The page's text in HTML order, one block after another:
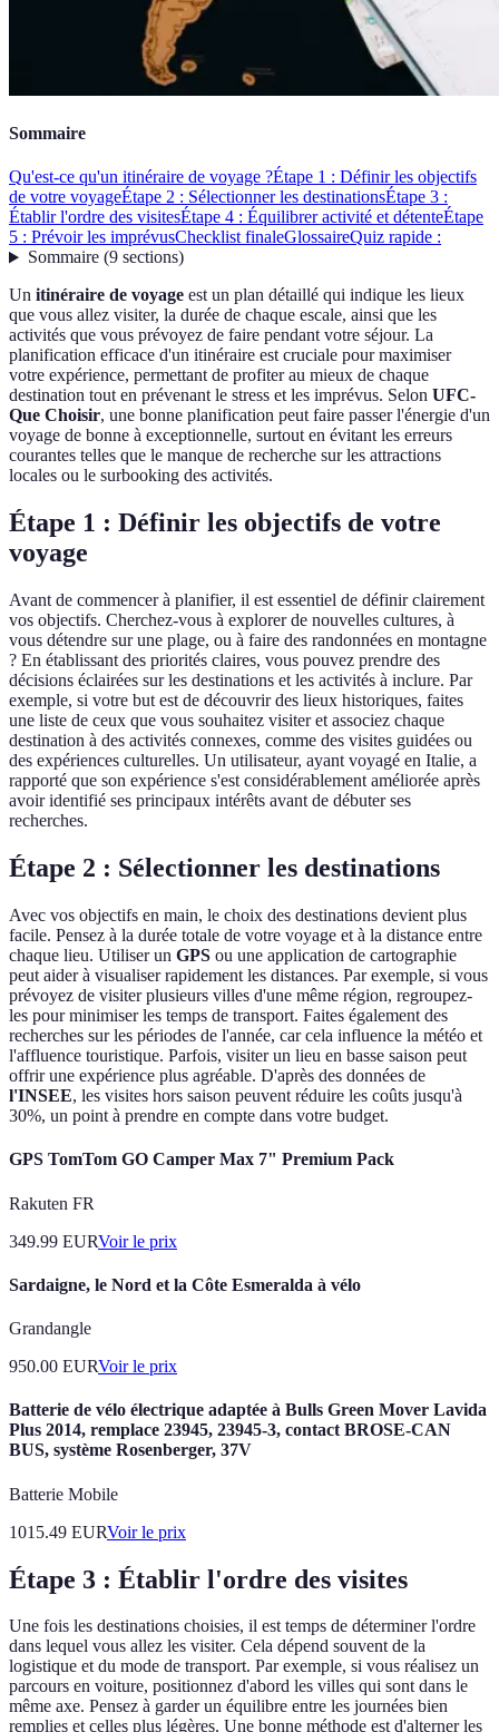
Sommaire
Qu'est-ce qu'un itinéraire de voyage ?Étape 1 : Définir les objectifs
de votre voyageÉtape 2 : Sélectionner les destinationsÉtape 3 :
Établir l'ordre des visitesÉtape 4 : Équilibrer activité et détenteÉtape
5 : Prévoir les imprévusChecklist finaleGlossaireQuiz rapide :
Sommaire(9 sections)
Un itinéraire de voyage est un plan détaillé qui indique les lieux
que vous allez visiter, la durée de chaque escale, ainsi que les
activités que vous prévoyez de faire pendant votre séjour. La
planification efficace d'un itinéraire est cruciale pour maximiser
votre expérience, permettant de profiter au mieux de chaque
destination tout en prévenant le stress et les imprévus. Selon UFC-
Que Choisir, une bonne planification peut faire passer l'énergie d'un
voyage de bonne à exceptionnelle, surtout en évitant les erreurs
courantes telles que le manque de recherche sur les attractions
locales ou le surbooking des activités.
Étape 1 : Définir les objectifs de votre
voyage
Avant de commencer à planifier, il est essentiel de définir clairement
vos objectifs. Cherchez-vous à explorer de nouvelles cultures, à
vous détendre sur une plage, ou à faire des randonnées en montagne
? En établissant des priorités claires, vous pouvez prendre des
décisions éclairées sur les destinations et les activités à inclure. Par
exemple, si votre but est de découvrir des lieux historiques, faites
une liste de ceux que vous souhaitez visiter et associez chaque
destination à des activités connexes, comme des visites guidées ou
des expériences culturelles. Un utilisateur, ayant voyagé en Italie, a
rapporté que son expérience s'est considérablement améliorée après
avoir identifié ses principaux intérêts avant de débuter ses
recherches.
Étape 2 : Sélectionner les destinations
Avec vos objectifs en main, le choix des destinations devient plus
facile. Pensez à la durée totale de votre voyage et à la distance entre
chaque lieu. Utiliser un GPS ou une application de cartographie
peut aider à visualiser rapidement les distances. Par exemple, si vous
prévoyez de visiter plusieurs villes d'une même région, regroupez-
les pour minimiser les temps de transport. Faites également des
recherches sur les périodes de l'année, car cela influence la météo et
l'affluence touristique. Parfois, visiter un lieu en basse saison peut
offrir une expérience plus agréable. D'après des données de
l'INSEE, les visites hors saison peuvent réduire les coûts jusqu'à
30%, un point à prendre en compte dans votre budget.
GPS TomTom GO Camper Max 7" Premium Pack
Rakuten FR
349.99 EURVoir le prix
Sardaigne, le Nord et la Côte Esmeralda à vélo
Grandangle
950.00 EURVoir le prix
Batterie de vélo électrique adaptée à Bulls Green Mover Lavida
Plus 2014, remplace 23945, 23945-3, contact BROSE-CAN
BUS, système Rosenberger, 37V
Batterie Mobile
1015.49 EURVoir le prix
Étape 3 : Établir l'ordre des visites
Une fois les destinations choisies, il est temps de déterminer l'ordre
dans lequel vous allez les visiter. Cela dépend souvent de la
logistique et du mode de transport. Par exemple, si vous réalisez un
parcours en voiture, positionnez d'abord les villes qui sont dans le
même axe. Pensez à garder un équilibre entre les journées bien
remplies et celles plus légères. Une bonne méthode est d'alterner les